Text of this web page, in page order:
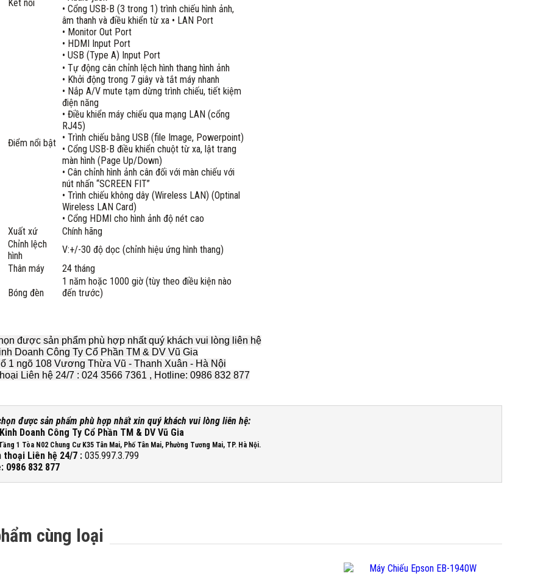
Kết nối
• Cổng USB-B (3 trong 1) trình chiếu hình ảnh,
âm thanh và điều khiển từ xa • LAN Port
• Monitor Out Port
• HDMI Input Port
• USB (Type A) Input Port
Điểm nổi bật
• Tự động cân chỉnh lệch hình thang hình ảnh
• Khởi động trong 7 giây và tắt máy nhanh
• Nắp A/V mute tạm dừng trình chiếu, tiết kiệm
điện năng
• Điều khiển máy chiếu qua mạng LAN (cổng
RJ45)
• Trình chiếu bằng USB (file Image, Powerpoint)
• Cổng USB-B điều khiển chuột từ xa, lật trang
màn hình (Page Up/Down)
• Cân chỉnh hình ảnh cân đối với màn chiếu với
nút nhấn “SCREEN FIT”
• Trình chiếu không dây (Wireless LAN) (Optinal
Wireless LAN Card)
• Cổng HDMI cho hình ảnh độ nét cao
Xuất xứ
Chính hãng
Chỉnh lệch
hình
V:+/-30 độ dọc (chỉnh hiệu ứng hình thang)
Thân máy
24 tháng
Bóng đèn
1 năm hoặc 1000 giờ (tùy theo điều kiện nào
đến trước)
được sản phẩm phù hợp nhất quý khách vui lòng liên hệ
Doanh Công Ty Cổ Phần TM & DV Vũ Gia
1 ngõ 108 Vương Thừa Vũ - Thanh Xuân - Hà Nội
Liên hệ 24/7 : 024 3566 7361 , Hotline: 0986 832 877
được sản phẩm phù hợp nhất xin quý khách vui lòng liên hệ:
Doanh Công Ty Cổ Phần TM & DV Vũ Gia
1 Tòa N02 Chung Cư K35 Tân Mai, Phố Tân Mai, Phường Tương Mai, TP. Hà Nội.
thoại Liên hệ 24/7 : 035.997.3.799
0986 832 877
cùng loại